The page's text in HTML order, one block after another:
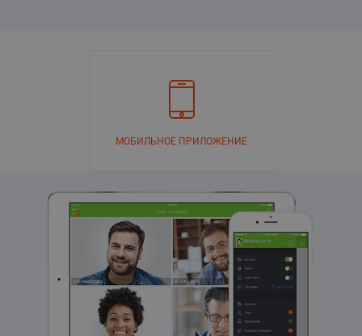
МОБИЛЬНОЕ ПРИЛОЖЕНИЕ